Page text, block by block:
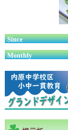
Since
Monthly